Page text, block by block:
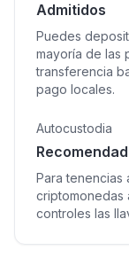
Admitidos
Puedes
mayoría de las
transferencia
pago locales.
Autocustodia
Para tenencias
criptomonedas
controles las